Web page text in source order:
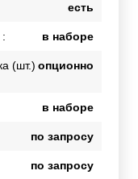
есть
в наборе
(шт.) опционно
в наборе
по запросу
по запросу